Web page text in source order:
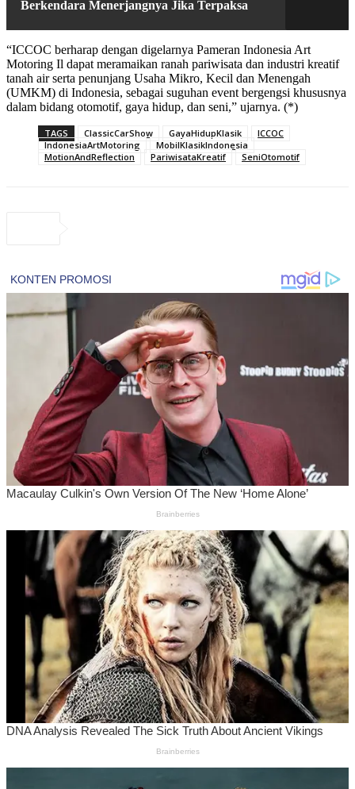
Berkendara Menerjangnya Jika Terpaksa
“ICCOC berharap dengan digelarnya Pameran Indonesia Art
Motoring Il dapat meramaikan ranah pariwisata dan industri kreatif
tanah air serta penunjang Usaha Mikro, Kecil dan Menengah
(UMKM) di Indonesia, sebagai suguhan event bergengsi khususnya
dalam bidang otomotif, gaya hidup, dan seni,” ujarnya. (*)
TAGS ClassicCarShow GayaHidupKlasik
ICCOC
IndonesiaArtMotoring
MobilKlasikIndonesia
MotionAndReflection
PariwisataKreatif SeniOtomotif